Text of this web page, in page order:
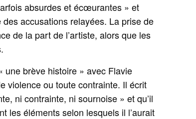
absurdes et écœurantes » et
des accusations relayées. La prise de
de la part de l’artiste, alors que les
une brève histoire » avec Flavie
violence ou toute contrainte. Il écrit
ni contrainte, ni sournoise » et qu’il
les éléments selon lesquels il l’aurait